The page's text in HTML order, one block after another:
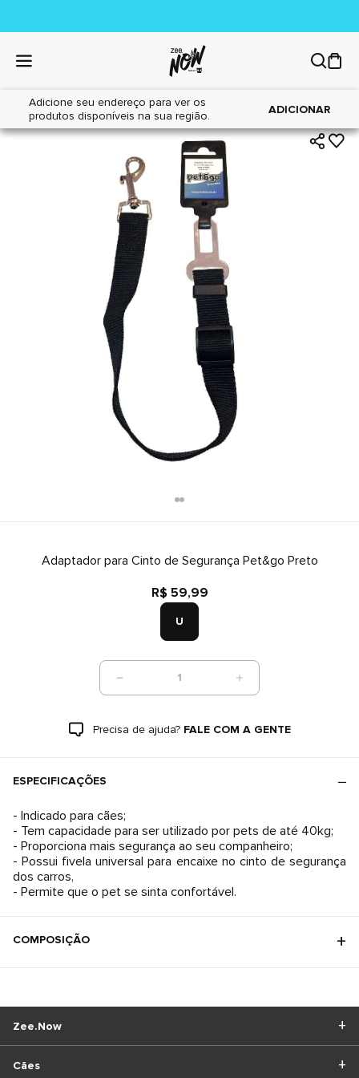
Adicione seu endereço para ver os
produtos disponíveis na sua região.
ADICIONAR
Home|Cães|Acessórios
Adaptador para Cinto de Segurança Pet&go Preto
R$ 59,99
U
1
Precisa de ajuda? FALE COM A GENTE
ESPECIFICAÇÕES
- Indicado para cães;
- Tem capacidade para ser utilizado por pets de até 40kg;
- Proporciona mais segurança ao seu companheiro;
- Possui fivela universal para encaixe no cinto de segurança
dos carros,
- Permite que o pet se sinta confortável.
COMPOSIÇÃO
Cães
Zee.Now